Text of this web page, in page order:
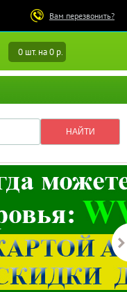
Вам перезвонить?
0 шт. на 0 р.